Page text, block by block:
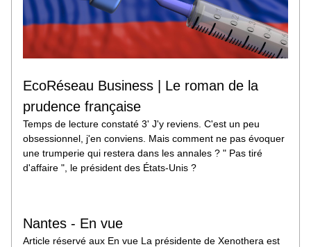
EcoRéseau Business | Le roman de la
prudence française
Temps de lecture constaté 3' J'y reviens. C'est un peu
obsessionnel, j'en conviens. Mais comment ne pas évoquer
une trumperie qui restera dans les annales ? " Pas tiré
d'affaire ", le président des États-Unis ?
Nantes - En vue
Article réservé aux En vue La présidente de Xenothera est